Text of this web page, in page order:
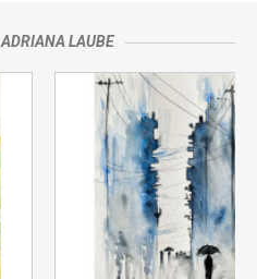
ADRIANA LAUBE